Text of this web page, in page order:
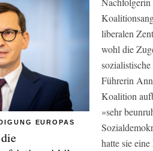
EUROPAS
liberalen
wohl die
Führerin
Koalition
»sehr
hatte sie